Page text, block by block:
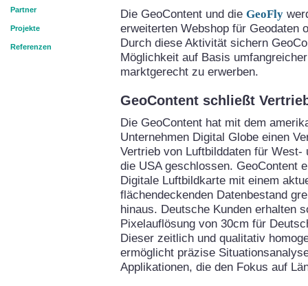
Partner
Projekte
Referenzen
Die GeoContent und die GeoFly
erweiterten Webshop für Geodaten
Durch diese Aktivität sichern
Möglichkeit auf Basis
marktgerecht zu erwerben.
GeoContent schließt
Die GeoContent hat mit dem
Unternehmen Digital Globe einen
Vertrieb von Luftbilddaten für West-
die USA geschlossen. GeoContent
Digitale Luftbildkarte mit einem
flächendeckenden Datenbestand
hinaus. Deutsche Kunden erhalten
Pixelauflösung von 30cm für
Dieser zeitlich und qualitativ
ermöglicht präzise
Applikationen, die den Fokus auf